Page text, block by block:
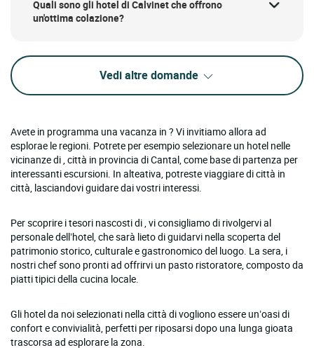
Quali sono gli hotel di Calvinet che offrono
un'ottima colazione?
Vedi altre domande
Avete in programma una vacanza in ? Vi invitiamo allora ad
esplorae le regioni. Potrete per esempio selezionare un hotel nelle
vicinanze di , città in provincia di Cantal, come base di partenza per
interessanti escursioni. In alteativa, potreste viaggiare di città in
città, lasciandovi guidare dai vostri interessi.
Per scoprire i tesori nascosti di , vi consigliamo di rivolgervi al
personale dell’hotel, che sarà lieto di guidarvi nella scoperta del
patrimonio storico, culturale e gastronomico del luogo. La sera, i
nostri chef sono pronti ad offrirvi un pasto ristoratore, composto da
piatti tipici della cucina locale.
Gli hotel da noi selezionati nella città di vogliono essere un’oasi di
confort e convivialità, perfetti per riposarsi dopo una lunga gioata
trascorsa ad esplorare la zona.